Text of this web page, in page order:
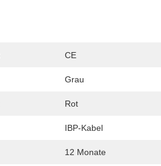
CE
Grau
Rot
IBP-Kabel
12 Monate